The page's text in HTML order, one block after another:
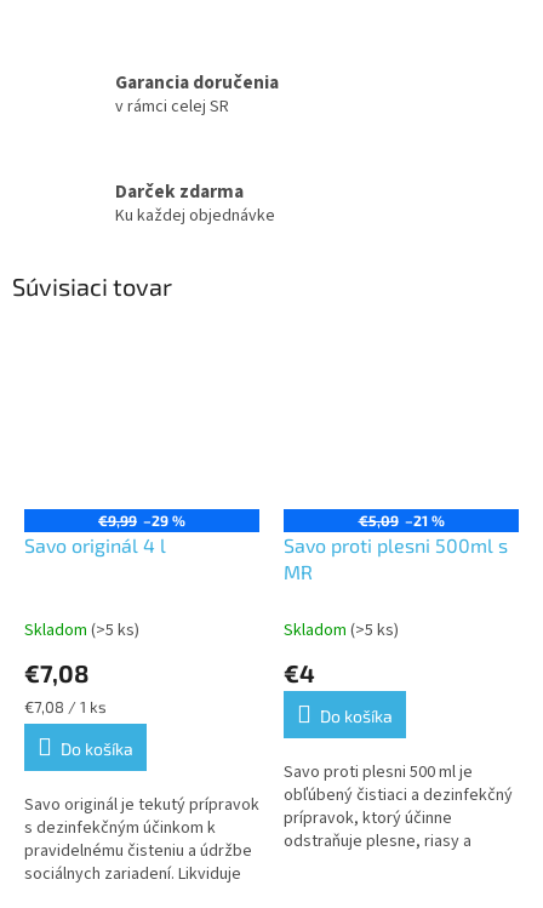
Garancia doručenia
v rámci celej SR
Darček zdarma
Ku každej objednávke
Súvisiaci tovar
€9,99 –29 %
Savo originál 4 l
Skladom (>5 ks)
€7,08
Jednotková
cena:
€7,08 / 1 ks
Do košíka
Savo originál je tekutý prípravok
s dezinfekčným účinkom k
pravidelnému čisteniu a údržbe
sociálnych zariadení. Likviduje
€5,09 –21 %
Savo proti plesni 500ml s
MR
Skladom (>5 ks)
€4
Do košíka
Savo proti plesni 500 ml je
obľúbený čistiaci a dezinfekčný
prípravok, ktorý účinne
odstraňuje plesne, riasy a